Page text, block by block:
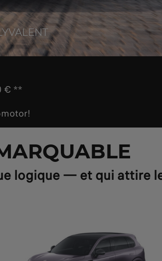
€ **
logique — et qui attire